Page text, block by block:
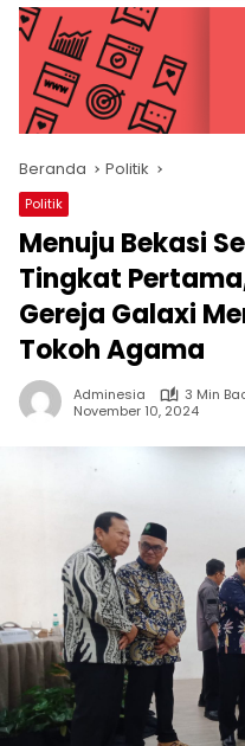
Beranda Politik
Politik
Menuju Bekasi
Tingkat
Gereja Galaxi
Tokoh Agama
Adminesia
3 Min
November 10, 2024